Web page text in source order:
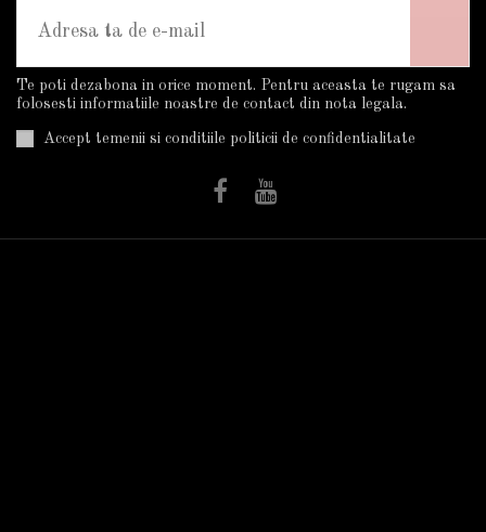
Te poti dezabona in orice moment. Pentru aceasta te rugam sa
folosesti informatiile noastre de contact din nota legala.
Accept temenii si conditiile politicii de confidentialitate